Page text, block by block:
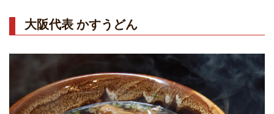
大阪代表 かすうどん